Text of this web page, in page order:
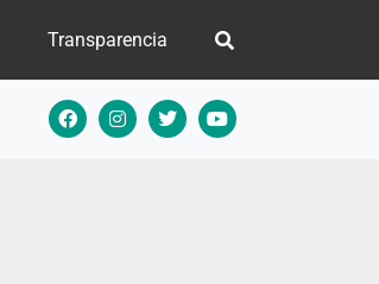
Transparencia